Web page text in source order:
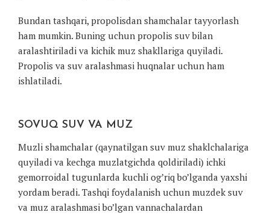
Bundan tashqari, propolisdan shamchalar tayyorlash
ham mumkin. Buning uchun propolis suv bilan
aralashtiriladi va kichik muz shakllariga quyiladi.
Propolis va suv aralashmasi huqnalar uchun ham
ishlatiladi.
SOVUQ SUV VA MUZ
Muzli shamchalar (qaynatilgan suv muz shaklchalariga
quyiladi va kechga muzlatgichda qoldiriladi) ichki
gemorroidal tugunlarda kuchli og’riq bo’lganda yaxshi
yordam beradi. Tashqi foydalanish uchun muzdek suv
va muz aralashmasi bo’lgan vannachalardan